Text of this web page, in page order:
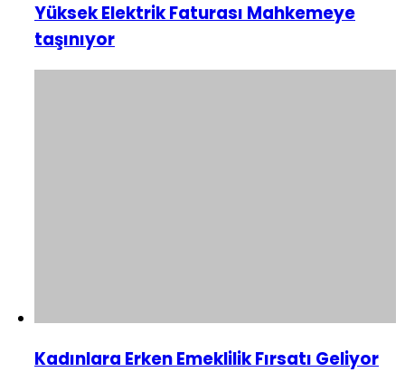
Yüksek Elektrik Faturası Mahkemeye
taşınıyor
Kadınlara Erken Emeklilik Fırsatı Geliyor